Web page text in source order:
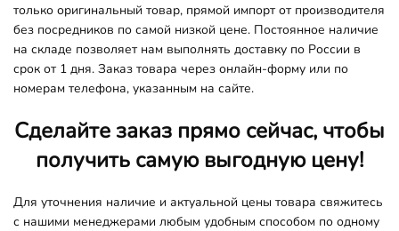
только оригинальный товар, прямой импорт от производителя
без посредников по самой низкой цене. Постоянное наличие
на складе позволяет нам выполнять доставку по России в
срок от 1 дня. Заказ товара через онлайн-форму или по
номерам телефона, указанным на сайте.
Сделайте заказ прямо сейчас, чтобы
получить самую выгодную цену!
Для уточнения наличие и актуальной цены товара свяжитесь
с нашими менеджерами любым удобным способом по одному